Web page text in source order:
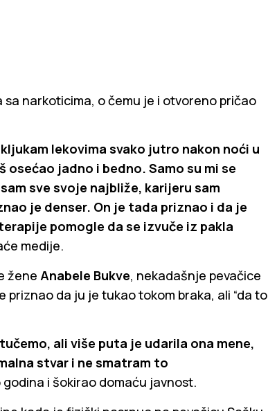
narkoticima, o čemu je i otvoreno pričao
lekovima svako jutro nakon noći u
jadno i bedno. Samo su mi se
sve svoje najbliže, karijeru sam
je denser. On je tada priznao i da je
pomogle da se izvuče iz pakla
medije.
žene Anabele Bukve, nekadašnje pevačice
priznao da ju je tukao tokom braka, ali “da to
ali više puta je udarila ona mene,
stvar i ne smatram to
i šokirao domaću javnost.